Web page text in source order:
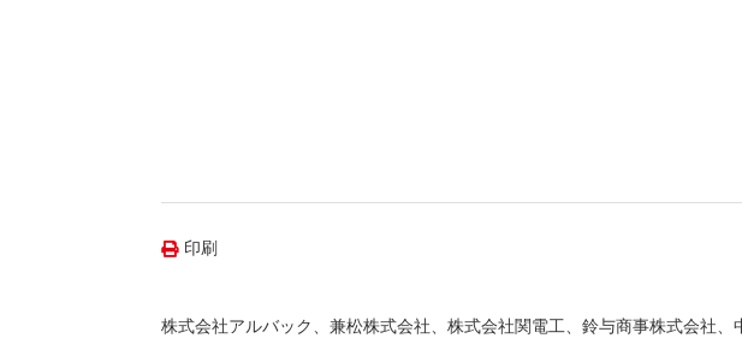
印刷
株式会社アルバック、兼松株式会社、株式会社関電工、鈴与商事株式会社